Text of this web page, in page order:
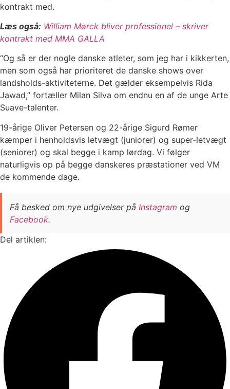
kontrakt med.
Læs også: William Mørck bliver professionel – skriver
kontrakt med MMA GALLA
“Og så er der nogle danske atleter, som jeg har i kikkerten,
men som også har prioriteret de danske shows over
landsholds-aktiviteterne. Det gælder eksempelvis Rida
Jawad,” fortæller Milan Silva om endnu en af de unge Arte
Suave-talenter.
19-årige Oliver Petersen og 22-årige Sigurd Rømer
kæmper i henholdsvis letvægt (juniorer) og super-letvægt
(seniorer) og skal begge i kamp lørdag. Vi følger
naturligvis op på begge danskeres præstationer ved VM
de kommende dage.
Få besked om nye udgivelser på Instagram og
Facebook.
Del artiklen: